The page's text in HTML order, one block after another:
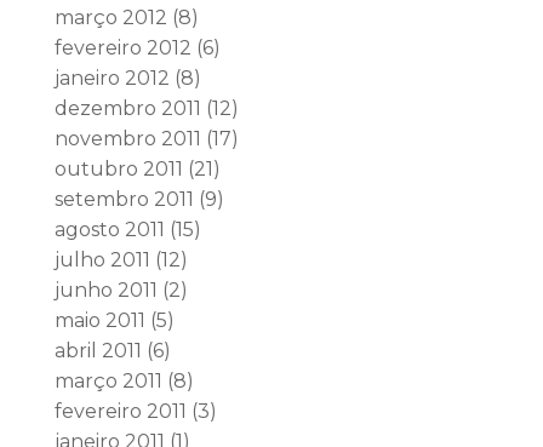
março 2012 (8)
fevereiro 2012 (6)
janeiro 2012 (8)
dezembro 2011 (12)
novembro 2011 (17)
outubro 2011 (21)
setembro 2011 (9)
agosto 2011 (15)
julho 2011 (12)
junho 2011 (2)
maio 2011 (5)
abril 2011 (6)
março 2011 (8)
fevereiro 2011 (3)
janeiro 2011 (1)